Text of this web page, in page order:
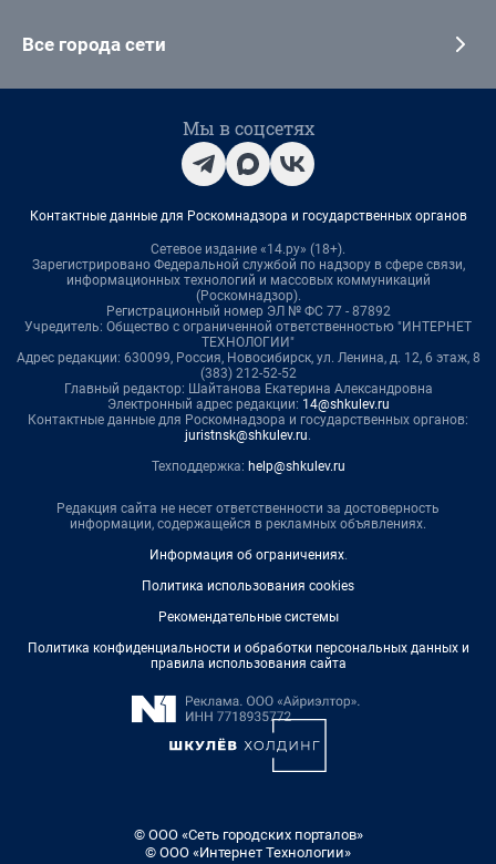
Все города сети
Мы в соцсетях
Контактные данные для Роскомнадзора и государственных органов
Сетевое издание «14.ру» (18+).
Зарегистрировано Федеральной службой по надзору в сфере связи,
информационных технологий и массовых коммуникаций
(Роскомнадзор).
Регистрационный номер ЭЛ № ФС 77 - 87892
Учредитель: Общество с ограниченной ответственностью "ИНТЕРНЕТ
ТЕХНОЛОГИИ"
Адрес редакции: 630099, Россия, Новосибирск, ул. Ленина, д. 12, 6 этаж, 8
(383) 212-52-52
Главный редактор: Шайтанова Екатерина Александровна
Электронный адрес редакции: 14@shkulev.ru
Контактные данные для Роскомнадзора и государственных органов:
juristnsk@shkulev.ru.
Техподдержка: help@shkulev.ru
Редакция сайта не несет ответственности за достоверность
информации, содержащейся в рекламных объявлениях.
Информация об ограничениях.
Политика использования cookies
Рекомендательные системы
Политика конфиденциальности и обработки персональных данных и
правила использования сайта
© ООО «Сеть городских порталов»
© ООО «Интернет Технологии»